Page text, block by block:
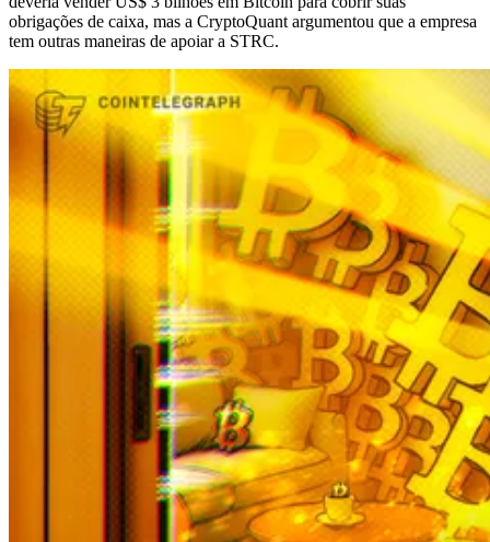
obrigações de caixa, mas a CryptoQuant argumentou que a empresa
tem outras maneiras de apoiar a STRC.